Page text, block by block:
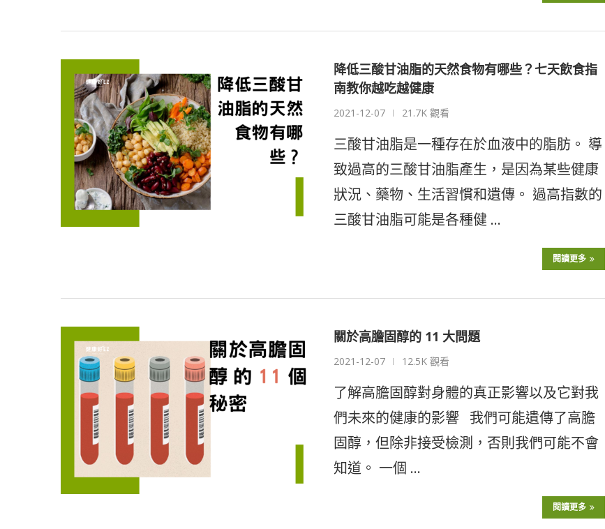
降低三酸甘油脂的天然食物有哪些？七天飲食指
南教你越吃越健康
2021-12-07 21.7K 觀看
三酸甘油脂是一種存在於血液中的脂肪。 導
致過高的三酸甘油脂產生，是因為某些健康
狀況、藥物、生活習慣和遺傳。 過高指數的
三酸甘油脂可能是各種健 …
閱讀更多
關於高膽固醇的 11 大問題
2021-12-07 12.5K 觀看
了解高膽固醇對身體的真正影響以及它對我
們未來的健康的影響 我們可能遺傳了高膽
固醇，但除非接受檢測，否則我們可能不會
知道。 一個 …
閱讀更多